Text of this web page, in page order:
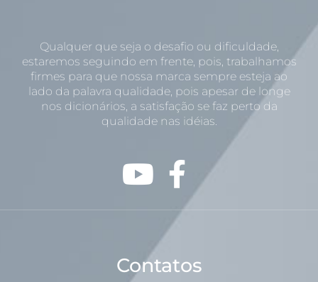
Qualquer que seja o desafio ou dificuldade,
estaremos seguindo em frente, pois, trabalhamos
firmes para que nossa marca sempre esteja ao
lado da palavra qualidade, pois apesar de longe
nos dicionários, a satisfação se faz perto da
qualidade nas idéias.
Contatos